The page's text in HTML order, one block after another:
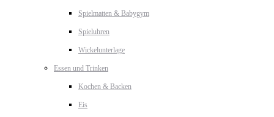
Spielmatten & Babygym
Spieluhren
Wickelunterlage
Essen und Trinken
Kochen & Backen
Eis